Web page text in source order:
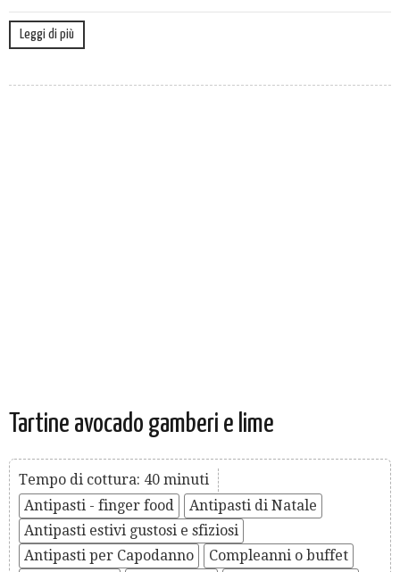
Leggi di più
Tartine avocado gamberi e lime
Tempo di cottura: 40 minuti
Antipasti - finger food
Antipasti di Natale
Antipasti estivi gustosi e sfiziosi
Antipasti per Capodanno
Compleanni o buffet